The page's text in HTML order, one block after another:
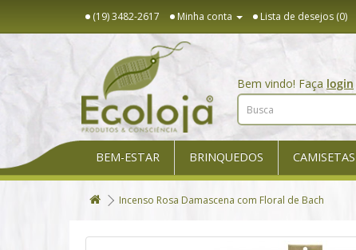
(19) 3482-2617 Minha conta Lista de desejos (0)
Bem vindo! Faça login
BEM-ESTAR BRINQUEDOS CAMISETAS
Incenso Rosa Damascena com Floral de Bach